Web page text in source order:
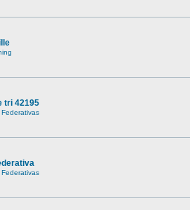
tri 42195